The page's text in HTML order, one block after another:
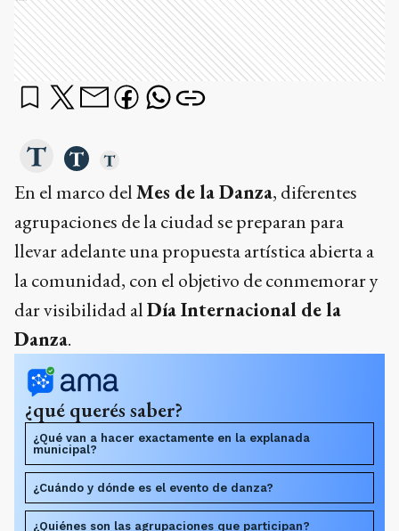
En el marco delMes de la Danza, diferentes
agrupaciones de la ciudad se preparan para
llevar adelante una propuesta artística abierta a
la comunidad, con el objetivo de conmemorar y
dar visibilidad alDía Internacional de la
Danza.
¿qué querés saber?
¿Qué van a hacer exactamente en la explanada
municipal?
¿Cuándo y dónde es el evento de danza?
¿Quiénes son las agrupaciones que participan?